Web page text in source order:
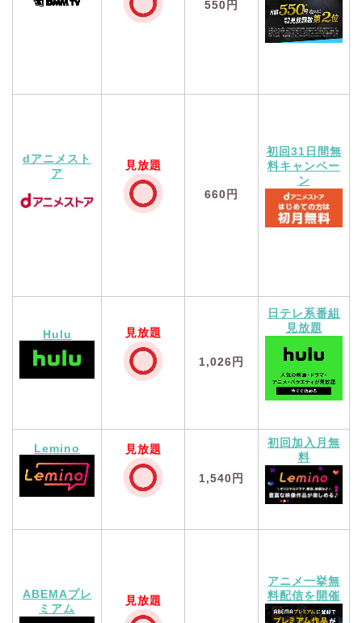
550円
dアニメスト
ア
見放題
660円
初回31日間無
料キャンペー
ン
Hulu 見放題
1,026円
日テレ系番組
見放題
Lemino 見放題
1,540円
初回加入月無
料
ABEMAプレ
ミアム
見放題
アニメ一挙無
料配信を開催